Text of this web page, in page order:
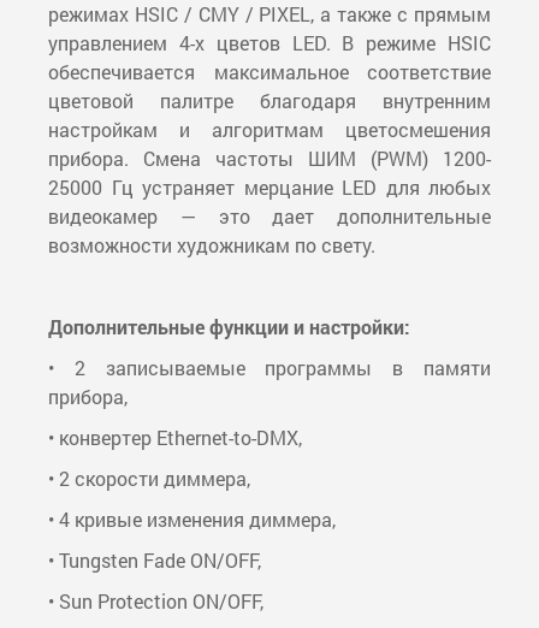
режимах HSIC / CMY / PIXEL, а также с прямым
управлением 4-х цветов LED. В режиме HSIC
обеспечивается максимальное соответствие
цветовой палитре благодаря внутренним
настройкам и алгоритмам цветосмешения
прибора. Смена частоты ШИМ (PWM) 1200-
25000 Гц устраняет мерцание LED для любых
видеокамер — это дает дополнительные
возможности художникам по свету.
Дополнительные функции и настройки:
• 2 записываемые программы в памяти
прибора,
• конвертер Ethernet-to-DMX,
• 2 скорости диммера,
• 4 кривые изменения диммера,
• Tungsten Fade ON/OFF,
• Sun Protection ON/OFF,